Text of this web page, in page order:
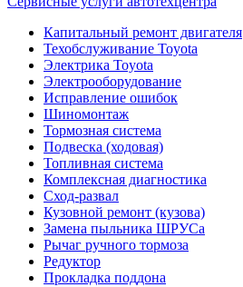
Капитальный ремонт двигателя
Техобслуживание Toyota
Электрика Toyota
Электрооборудование
Исправление ошибок
Шиномонтаж
Тормозная система
Подвеска (ходовая)
Топливная система
Комплексная диагностика
Сход-развал
Кузовной ремонт (кузова)
Замена пыльника ШРУСа
Рычаг ручного тормоза
Редуктор
Прокладка поддона